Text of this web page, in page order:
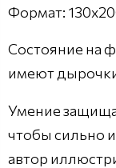
Формат:
Состояние на
имеют
Умение
чтобы сильно
автор